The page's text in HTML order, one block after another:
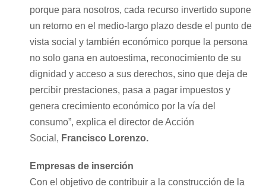
porque para nosotros, cada recurso invertido supone
un retorno en el medio-largo plazo desde el punto de
vista social y también económico porque la persona
no solo gana en autoestima, reconocimiento de su
dignidad y acceso a sus derechos, sino que deja de
percibir prestaciones, pasa a pagar impuestos y
genera crecimiento económico por la vía del
consumo”, explica el director de Acción
Social, Francisco Lorenzo.
Empresas de inserción
Con el objetivo de contribuir a la construcción de la